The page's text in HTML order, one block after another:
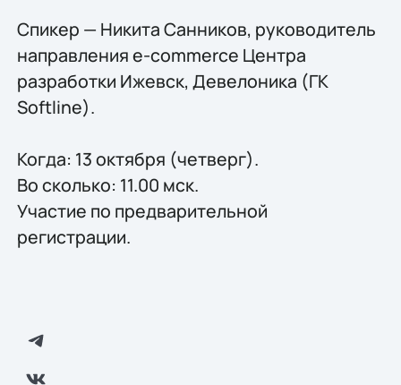
Спикер — Никита Санников, руководитель
направления e-commerce Центра
разработки Ижевск, Девелоника (ГК
Softline).
Когда: 13 октября (четверг).
Во сколько: 11.00 мск.
Участие по предварительной
регистрации.